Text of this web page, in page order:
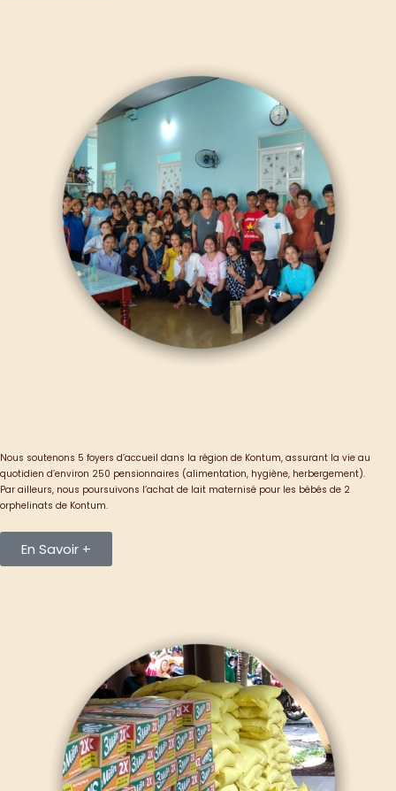
Nous soutenons 5 foyers d’accueil dans la région de Kontum, assurant la vie au
quotidien d’environ 250 pensionnaires (alimentation, hygiène, herbergement).
Par ailleurs, nous poursuivons l’achat de lait maternisé pour les bébés de 2
orphelinats de Kontum.
En Savoir +